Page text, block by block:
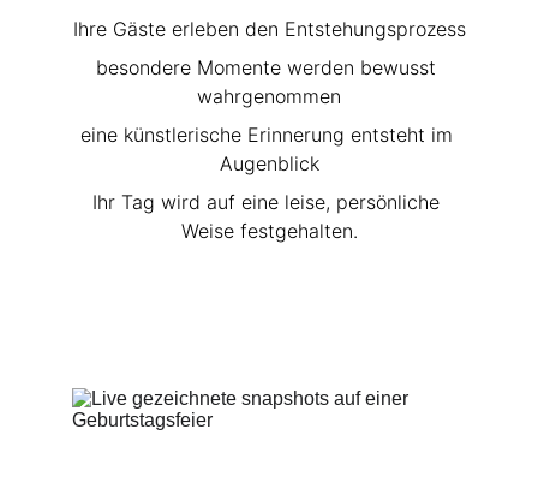
Ihre Gäste erleben den Entstehungsprozess
besondere Momente werden bewusst
wahrgenommen
eine künstlerische Erinnerung entsteht im
Augenblick
Ihr Tag wird auf eine leise, persönliche
Weise festgehalten.